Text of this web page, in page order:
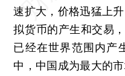
速扩大，价格迅猛上
拟货币的产生和交易
已经在世界范围内产
中，中国成为最大的